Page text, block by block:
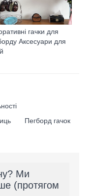
гачки для
Аксесуари для
Пегборд гачок
Ми
(протягом